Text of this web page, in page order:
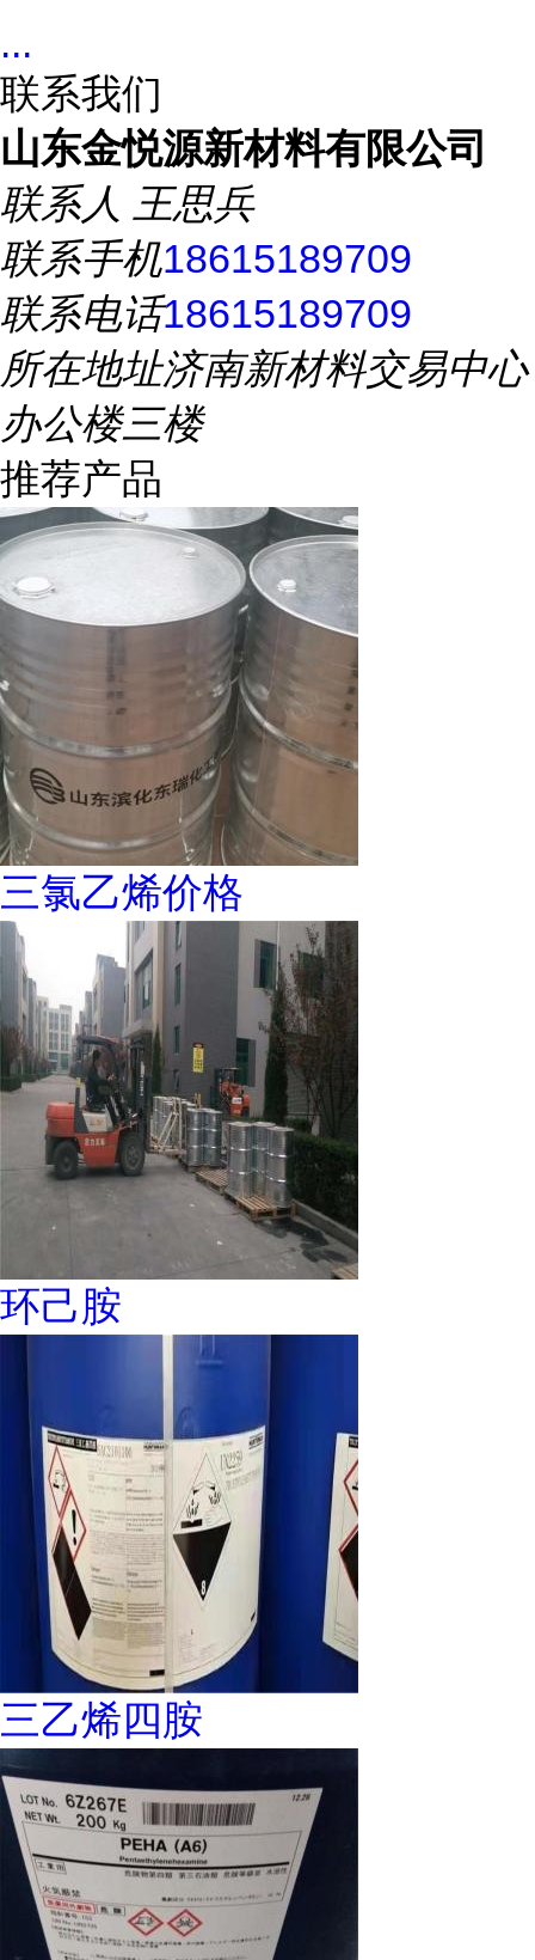
...
联系我们
山东金悦源新材料有限公司
联系人 王思兵
联系手机18615189709
联系电话18615189709
所在地址济南新材料交易中心
办公楼三楼
推荐产品
三氯乙烯价格
环己胺
三乙烯四胺